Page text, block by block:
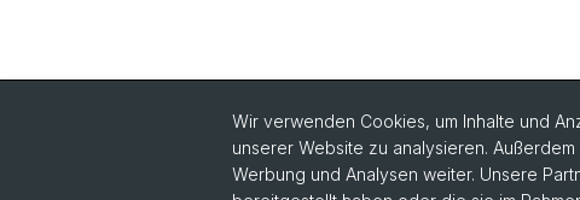
Wir verwenden Cookies, um Inhalte und
unserer Website zu analysieren.
Werbung und Analysen weiter. Unsere